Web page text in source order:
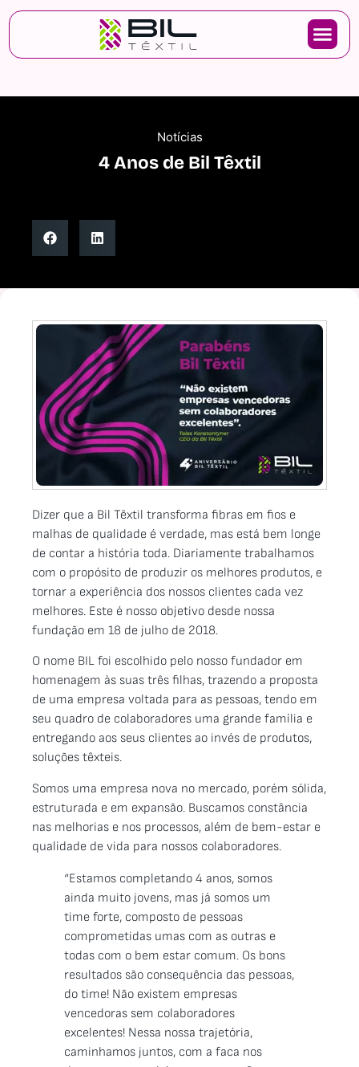
Notícias
4 Anos de Bil Têxtil
Dizer que a Bil Têxtil transforma fibras em fios e
malhas de qualidade é verdade, mas está bem longe
de contar a história toda. Diariamente trabalhamos
com o propósito de produzir os melhores produtos, e
tornar a experiência dos nossos clientes cada vez
melhores. Este é nosso objetivo desde nossa
fundação em 18 de julho de 2018.
O nome BIL foi escolhido pelo nosso fundador em
homenagem às suas três filhas, trazendo a proposta
de uma empresa voltada para as pessoas, tendo em
seu quadro de colaboradores uma grande família e
entregando aos seus clientes ao invés de produtos,
soluções têxteis.
Somos uma empresa nova no mercado, porém sólida,
estruturada e em expansão. Buscamos constância
nas melhorias e nos processos, além de bem-estar e
qualidade de vida para nossos colaboradores.
“Estamos completando 4 anos, somos
ainda muito jovens, mas já somos um
time forte, composto de pessoas
comprometidas umas com as outras e
todas com o bem estar comum. Os bons
resultados são consequência das pessoas,
do time! Não existem empresas
vencedoras sem colaboradores
excelentes! Nessa nossa trajetória,
caminhamos juntos, com a faca nos